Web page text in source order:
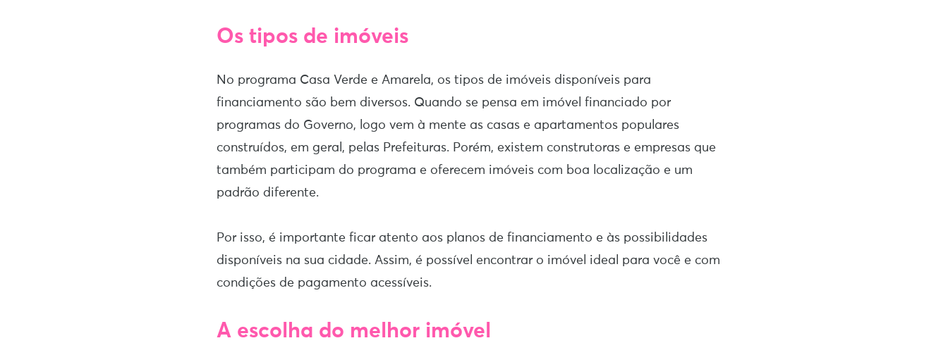
Os tipos de imóveis
No programa Casa Verde e Amarela, os tipos de imóveis disponíveis para
financiamento são bem diversos. Quando se pensa em imóvel financiado por
programas do Governo, logo vem à mente as casas e apartamentos populares
construídos, em geral, pelas Prefeituras. Porém, existem construtoras e empresas que
também participam do programa e oferecem imóveis com boa localização e um
padrão diferente.
Por isso, é importante ficar atento aos planos de financiamento e às possibilidades
disponíveis na sua cidade. Assim, é possível encontrar o imóvel ideal para você e com
condições de pagamento acessíveis.
A escolha do melhor imóvel